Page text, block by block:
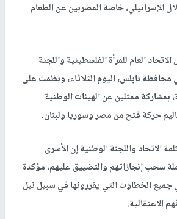
الإسرائيلي، خاصة المضربين عن الطعام
العام للمرأة الفلسطينية واللجنة
نابلس، اليوم الثلاثاء، ونظمت على
بمشاركة ممثلين عن الهيئات الوطنية
حركة فتح من مصر وسوريا ولبنان.
الاتحاد واللجنة الوطنية إن الأسرى
سحب إنجازاتهم والتضييق عليهم، مؤكدة
الخطاوت التي يقررونها في سبيل نيل
الاعتقالية.